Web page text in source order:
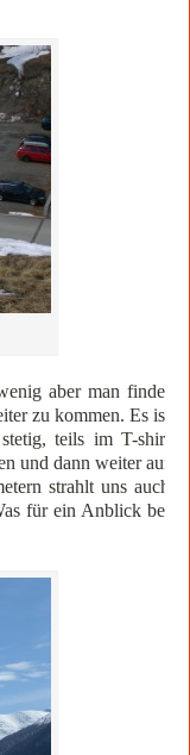
aber man findet
zu kommen. Es ist
teils im T-shirt
und dann weiter auf
strahlt uns auch
für ein Anblick bei